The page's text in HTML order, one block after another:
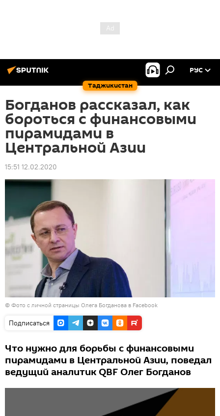
Таджикистан
РУС
Богданов рассказал, как
бороться с финансовыми
пирамидами в
Центральной Азии
15:51 12.02.2020
© Фото с личной страницы Олега Богданова в Facebook
Подписаться
Что нужно для борьбы с финансовыми
пирамидами в Центральной Азии, поведал
ведущий аналитик QBF Олег Богданов